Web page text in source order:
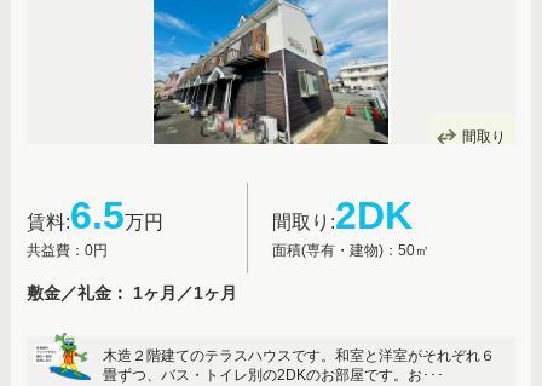
間取り
賃料:6.5万円
共益費：0円
間取り:2DK
面積(専有・建物)：50㎡
敷金／礼金： 1ヶ月／1ヶ月
木造２階建てのテラスハウスです。和室と洋室がそれぞれ６
畳ずつ、バス・トイレ別の2DKのお部屋です。お･･･